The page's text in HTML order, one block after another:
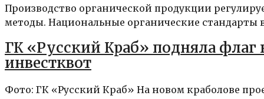
Производство органической продукции
методы. Национальные органические стандарты
ГК «Русский Краб» подняла
инвестквот
Фото: ГК «Русский Краб» На новом краболове